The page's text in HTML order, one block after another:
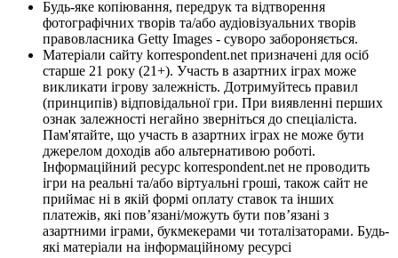
Будь-яке копіювання, передрук та відтворення
фотографічних творів та/або аудіовізуальних творів
правовласника Getty Images - суворо забороняється.
Матеріали сайту korrespondent.net призначені для осіб
старше 21 року (21+). Участь в азартних іграх може
викликати ігрову залежність. Дотримуйтесь правил
(принципів) відповідальної гри. При виявленні перших
ознак залежності негайно зверніться до спеціаліста.
Пам'ятайте, що участь в азартних іграх не може бути
джерелом доходів або альтернативою роботі.
Інформаційний ресурс korrespondent.net не проводить
ігри на реальні та/або віртуальні гроші, також сайт не
приймає ні в якій формі оплату ставок та інших
платежів, які пов’язані/можуть бути пов’язані з
азартними іграми, букмекерами чи тоталізаторами. Будь-
які матеріали на інформаційному ресурсі